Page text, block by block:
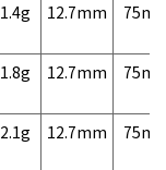
1.4g 12.7mm
1.8g 12.7mm
2.1g 12.7mm